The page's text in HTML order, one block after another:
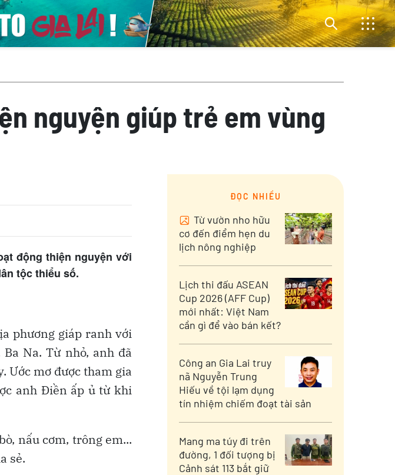
nguyện giúp trẻ em vùng
động thiện nguyện với
tộc thiểu số.
phương giáp ranh với
Na. Từ nhỏ, anh đã
Ước mơ được tham gia
anh Điền ấp ủ từ khi
nấu cơm, trông em...
sẻ.
ĐỌC NHIỀU
Từ vườn nho hữu
cơ đến điểm hẹn du
lịch nông nghiệp
Lịch thi đấu ASEAN
Cup 2026 (AFF Cup)
mới nhất: Việt Nam
cần gì để vào bán kết?
Công an Gia Lai truy
nã Nguyễn Trung
Hiếu về tội lạm dụng
tín nhiệm chiếm đoạt tài sản
Mang ma túy đi trên
đường, 1 đối tượng bị
Cảnh sát 113 bắt giữ